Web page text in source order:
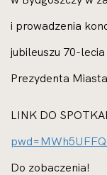
i prowadzenia
jubileuszu 70-
Prezydenta
LINK DO
Do zobaczenia!